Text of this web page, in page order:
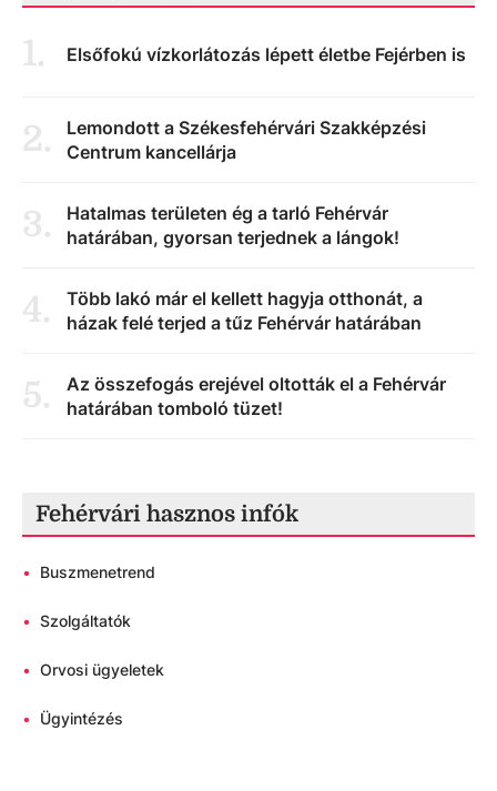
1. Elsőfokú vízkorlátozás lépett életbe Fejérben is
2.
Lemondott a Székesfehérvári Szakképzési
Centrum kancellárja
3.
Hatalmas területen ég a tarló Fehérvár
határában, gyorsan terjednek a lángok!
4.
Több lakó már el kellett hagyja otthonát, a
házak felé terjed a tűz Fehérvár határában
5.
Az összefogás erejével oltották el a Fehérvár
határában tomboló tüzet!
Fehérvári hasznos infók
• Buszmenetrend
• Szolgáltatók
• Orvosi ügyeletek
• Ügyintézés